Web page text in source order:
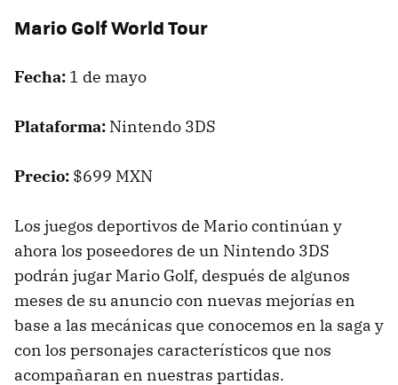
Mario Golf World Tour
Fecha: 1 de mayo
Plataforma: Nintendo 3DS
Precio: $699 MXN
Los juegos deportivos de Mario continúan y
ahora los poseedores de un Nintendo 3DS
podrán jugar Mario Golf, después de algunos
meses de su anuncio con nuevas mejorías en
base a las mecánicas que conocemos en la saga y
con los personajes característicos que nos
acompañaran en nuestras partidas.